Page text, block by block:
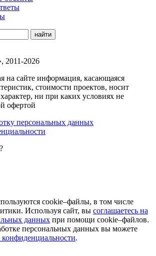
найти
2026
на сайте информация, касающаяся
стоимости проектов, носит
ни при каких условиях не
офертой
персональных данных
cookie–файлы, в том числе
Используя сайт, вы соглашаетесь на
данных при помощи cookie–файлов.
персональных данных вы можете
.